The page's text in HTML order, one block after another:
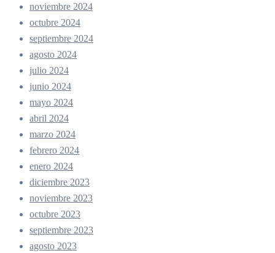
noviembre 2024
octubre 2024
septiembre 2024
agosto 2024
julio 2024
junio 2024
mayo 2024
abril 2024
marzo 2024
febrero 2024
enero 2024
diciembre 2023
noviembre 2023
octubre 2023
septiembre 2023
agosto 2023